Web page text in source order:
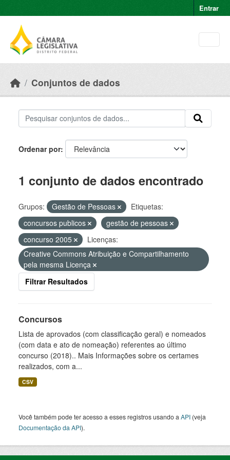
Entrar
Conjuntos de dados
Ordenar por
1 conjunto de dados encontrado
Grupos: Gestão de Pessoas
Etiquetas:
concursos publicos
gestão de pessoas
concurso 2005
Licenças:
Creative Commons Atribuição e Compartilhamento
pela mesma Licença
Filtrar Resultados
Concursos
Lista de aprovados (com classificação geral) e nomeados
(com data e ato de nomeação) referentes ao último
concurso (2018).. Mais Informações sobre os certames
realizados, com a...
CSV
Você também pode ter acesso a esses registros usando a API (veja
Documentação da API).